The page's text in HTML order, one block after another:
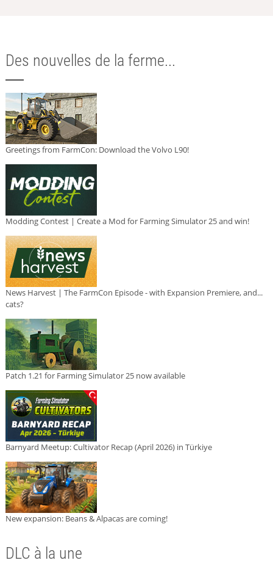
Des nouvelles de la ferme...
Greetings from FarmCon: Download the Volvo L90!
Modding Contest | Create a Mod for Farming Simulator 25 and win!
News Harvest | The FarmCon Episode - with Expansion Premiere, and...
cats?
Patch 1.21 for Farming Simulator 25 now available
Barnyard Meetup: Cultivator Recap (April 2026) in Türkiye
New expansion: Beans & Alpacas are coming!
DLC à la une